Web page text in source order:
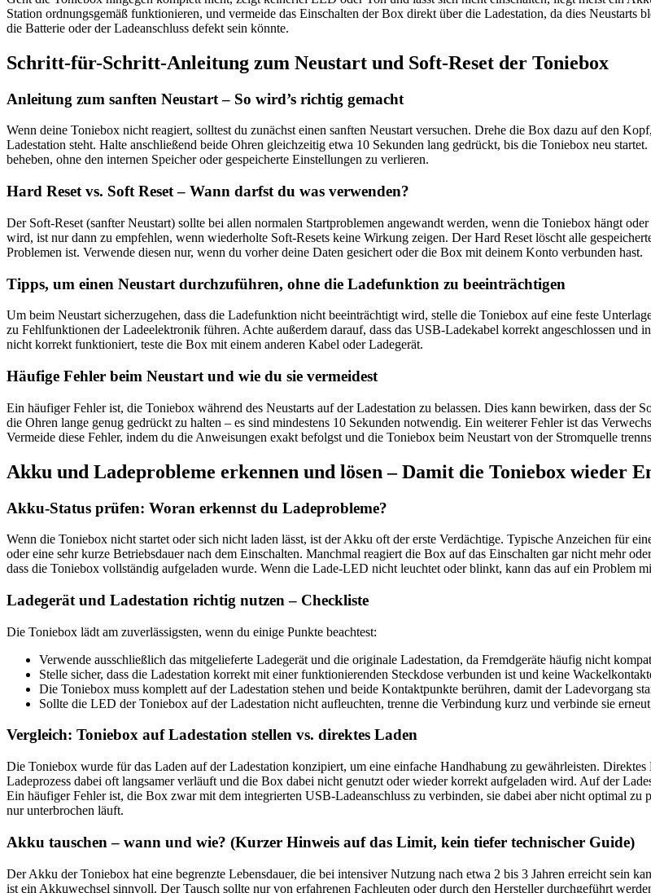
Station ordnungsgemäß funktionieren, und vermeide das Einschalten der Box direkt über die Ladestation, da dies
die Batterie oder der Ladeanschluss defekt sein könnte.
Schritt-für-Schritt-Anleitung zum Neustart und Soft-Reset der Toniebox
Anleitung zum sanften Neustart – So wird’s richtig gemacht
Wenn deine Toniebox nicht reagiert, solltest du zunächst einen sanften Neustart versuchen. Drehe die Box dazu auf den
Ladestation steht. Halte anschließend beide Ohren gleichzeitig etwa 10 Sekunden lang gedrückt, bis die Toniebox neu
beheben, ohne den internen Speicher oder gespeicherte Einstellungen zu verlieren.
Hard Reset vs. Soft Reset – Wann darfst du was verwenden?
Der Soft-Reset (sanfter Neustart) sollte bei allen normalen Startproblemen angewandt werden, wenn die Toniebox hängt
wird, ist nur dann zu empfehlen, wenn wiederholte Soft-Resets keine Wirkung zeigen. Der Hard Reset löscht alle
Problemen ist. Verwende diesen nur, wenn du vorher deine Daten gesichert oder die Box mit deinem Konto verbunden hast.
Tipps, um einen Neustart durchzuführen, ohne die Ladefunktion zu beeinträchtigen
Um beim Neustart sicherzugehen, dass die Ladefunktion nicht beeinträchtigt wird, stelle die Toniebox auf eine feste
zu Fehlfunktionen der Ladeelektronik führen. Achte außerdem darauf, dass das USB-Ladekabel korrekt angeschlossen und
nicht korrekt funktioniert, teste die Box mit einem anderen Kabel oder Ladegerät.
Häufige Fehler beim Neustart und wie du sie vermeidest
Ein häufiger Fehler ist, die Toniebox während des Neustarts auf der Ladestation zu belassen. Dies kann bewirken, dass der
die Ohren lange genug gedrückt zu halten – es sind mindestens 10 Sekunden notwendig. Ein weiterer Fehler ist das
Vermeide diese Fehler, indem du die Anweisungen exakt befolgst und die Toniebox beim Neustart von der Stromquelle
Akku und Ladeprobleme erkennen und lösen – Damit die Toniebox wieder
Akku-Status prüfen: Woran erkennst du Ladeprobleme?
Wenn die Toniebox nicht startet oder sich nicht laden lässt, ist der Akku oft der erste Verdächtige. Typische Anzeichen für
oder eine sehr kurze Betriebsdauer nach dem Einschalten. Manchmal reagiert die Box auf das Einschalten gar nicht mehr
dass die Toniebox vollständig aufgeladen wurde. Wenn die Lade-LED nicht leuchtet oder blinkt, kann das auf ein Problem
Ladegerät und Ladestation richtig nutzen – Checkliste
Die Toniebox lädt am zuverlässigsten, wenn du einige Punkte beachtest:
Verwende ausschließlich das mitgelieferte Ladegerät und die originale Ladestation, da Fremdgeräte häufig nicht
Stelle sicher, dass die Ladestation korrekt mit einer funktionierenden Steckdose verbunden ist und keine
Die Toniebox muss komplett auf der Ladestation stehen und beide Kontaktpunkte berühren, damit der Ladevorgang
Sollte die LED der Toniebox auf der Ladestation nicht aufleuchten, trenne die Verbindung kurz und verbinde sie
Vergleich: Toniebox auf Ladestation stellen vs. direktes Laden
Die Toniebox wurde für das Laden auf der Ladestation konzipiert, um eine einfache Handhabung zu gewährleisten.
Ladeprozess dabei oft langsamer verläuft und die Box dabei nicht genutzt oder wieder korrekt aufgeladen wird. Auf der
Ein häufiger Fehler ist, die Box zwar mit dem integrierten USB-Ladeanschluss zu verbinden, sie dabei aber nicht optimal
nur unterbrochen läuft.
Akku tauschen – wann und wie? (Kurzer Hinweis auf das Limit, kein tiefer technischer Guide)
Der Akku der Toniebox hat eine begrenzte Lebensdauer, die bei intensiver Nutzung nach etwa 2 bis 3 Jahren erreicht sein
ist ein Akkuwechsel sinnvoll. Der Tausch sollte nur von erfahrenen Fachleuten oder durch den Hersteller durchgeführt